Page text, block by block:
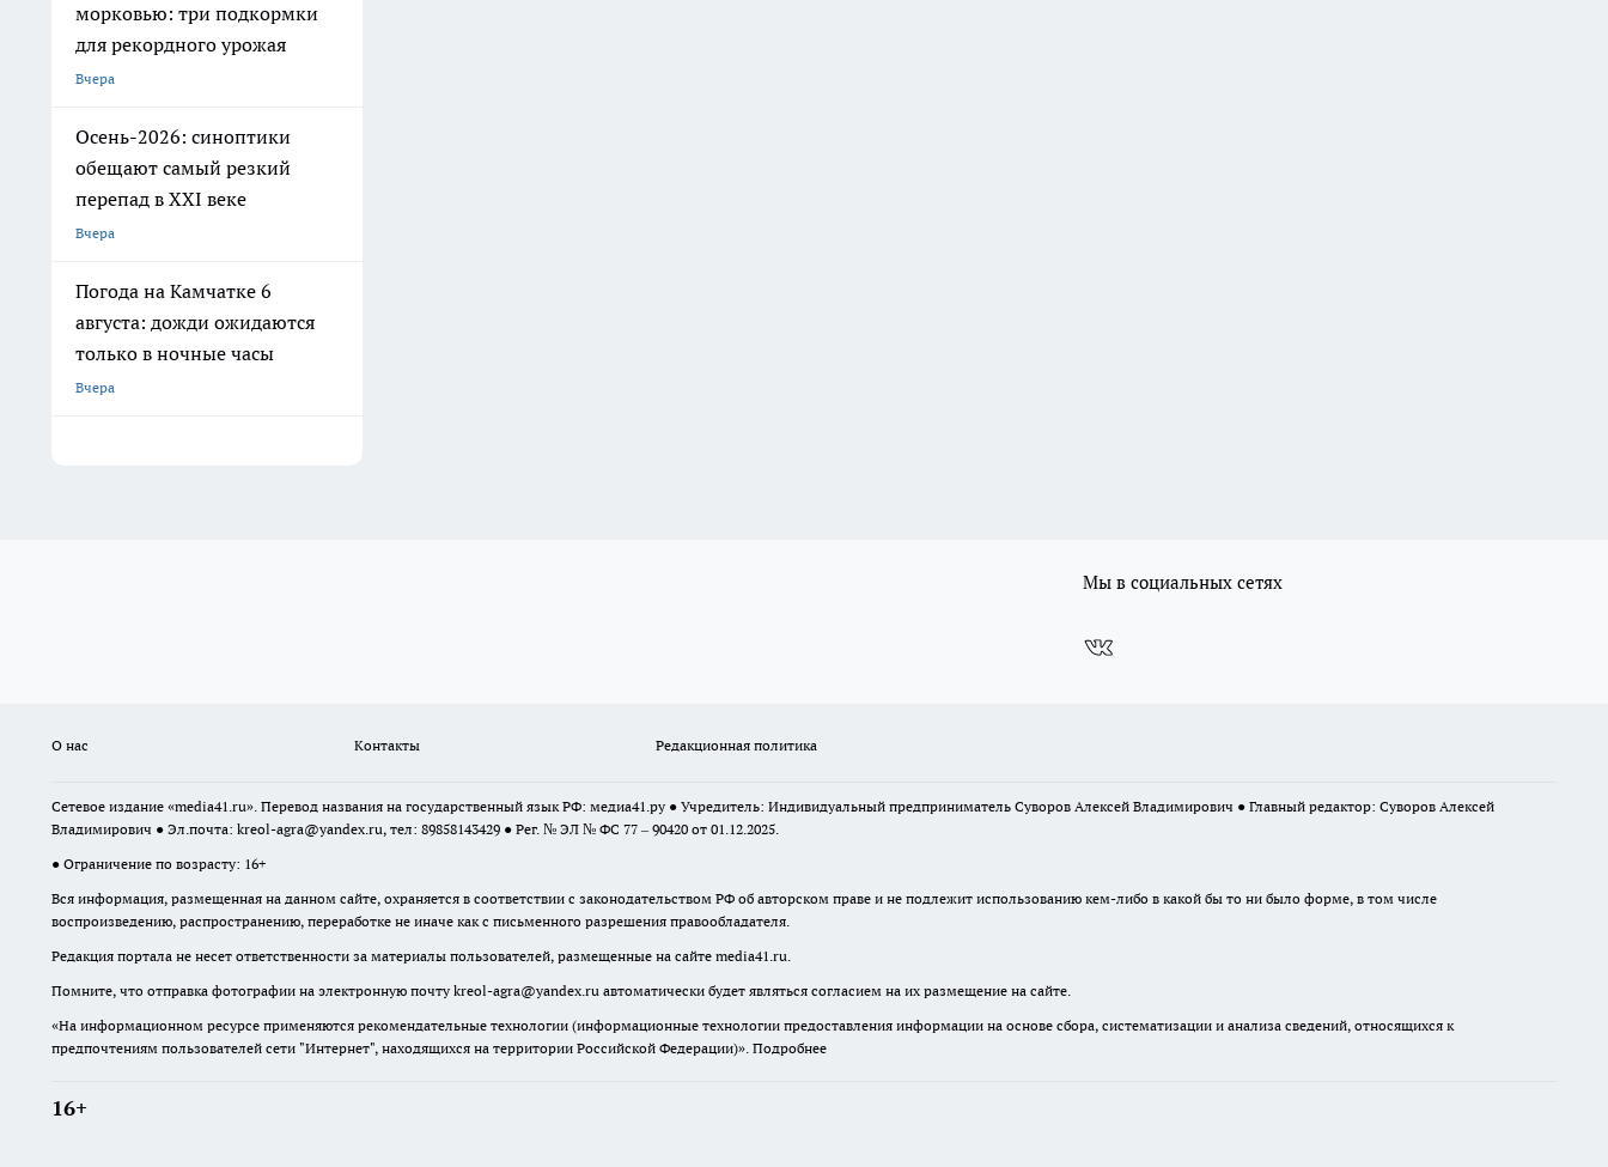
морковью: три подкормки
для рекордного урожая
Вчера
Осень-2026: синоптики
обещают самый резкий
перепад в XXI веке
Вчера
Погода на Камчатке 6
августа: дожди ожидаются
только в ночные часы
Вчера
Мы в социальных сетях
О нас Контакты Редакционная политика
Сетевое издание «media41.ru». Перевод названия на государственный язык РФ: медиа41.ру ● Учредитель: Индивидуальный предприниматель Суворов Алексей Владимирович ● Главный редактор: Суворов Алексей
Владимирович ● Эл.почта: kreol-agra@yandex.ru, тел: 89858143429 ● Рег. № ЭЛ № ФС 77 – 90420 от 01.12.2025.
● Ограничение по возрасту: 16+
Вся информация, размещенная на данном сайте, охраняется в соответствии с законодательством РФ об авторском праве и не подлежит использованию кем-либо в какой бы то ни было форме, в том числе
воспроизведению, распространению, переработке не иначе как с письменного разрешения правообладателя.
Редакция портала не несет ответственности за материалы пользователей, размещенные на сайте media41.ru.
Помните, что отправка фотографии на электронную почту kreol-agra@yandex.ru автоматически будет являться согласием на их размещение на сайте.
«На информационном ресурсе применяются рекомендательные технологии (информационные технологии предоставления информации на основе сбора, систематизации и анализа сведений, относящихся к
предпочтениям пользователей сети "Интернет", находящихся на территории Российской Федерации)». Подробнее
16+